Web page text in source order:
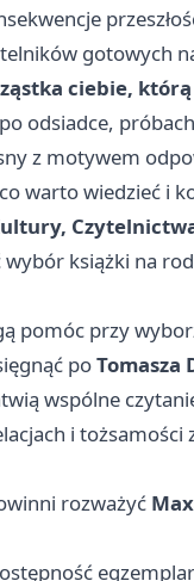
gotowych
ciebie, którą
odsiadce,
z motywem
warto wiedzieć i
wybór książki na
pomóc przy
poTomasza
wspólne
i tożsamości
rozważyć